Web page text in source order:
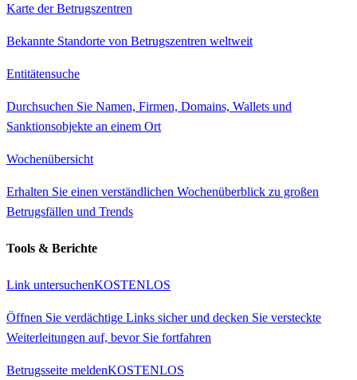
Karte der Betrugszentren
Bekannte Standorte von Betrugszentren weltweit
Entitätensuche
Durchsuchen Sie Namen, Firmen, Domains, Wallets und
Sanktionsobjekte an einem Ort
Wochenübersicht
Erhalten Sie einen verständlichen Wochenüberblick zu großen
Betrugsfällen und Trends
Tools & Berichte
Link untersuchenKOSTENLOS
Öffnen Sie verdächtige Links sicher und decken Sie versteckte
Weiterleitungen auf, bevor Sie fortfahren
Betrugsseite meldenKOSTENLOS